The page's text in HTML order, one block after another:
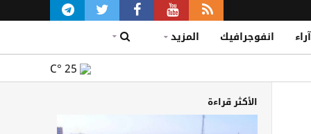
آراء انفوجرافيك المزيد
C° 25
الأكثر قراءة